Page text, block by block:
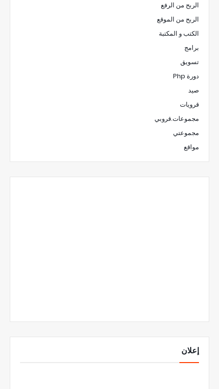
الربح من الرفع
الربح من الموقع
الكتب و المكتبة
برامج
تسويق
دورة Php
صيد
قرويات
مجموعات.قروبي
مجموعتي
مواقع
إعلان